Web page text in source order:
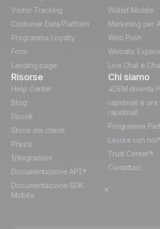
Polish
German
Español
Visitor Tracking
Customer Data Platform
Programma Loyalty
Form
Landing page
Wallet Mobile
Marketing per
Web Push
Website
Live Chat e
Risorse
Help Center
Blog
Ebook
Storie dei clienti
Prezzi
Integrazioni
Documentazione API
Documentazione SDK
Mobile
Chi siamo
4DEM diventa
rapidmail è ora
rapidmail
Programma
Lavora con noi
Trust Center
Contattaci